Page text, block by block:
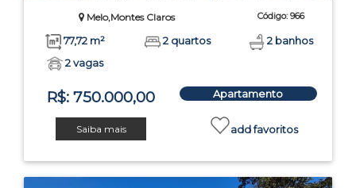
Melo,Montes Claros Código: 966
77,72 m² 2 quartos
2 banhos
2 vagas
R$: 750.000,00 Apartamento
Saiba mais add favoritos